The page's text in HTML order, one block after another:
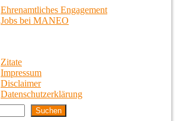
Ehrenamtliches Engagement
Jobs bei MANEO
Zitate
Impressum
Disclaimer
Datenschutzerklärung
Suchen